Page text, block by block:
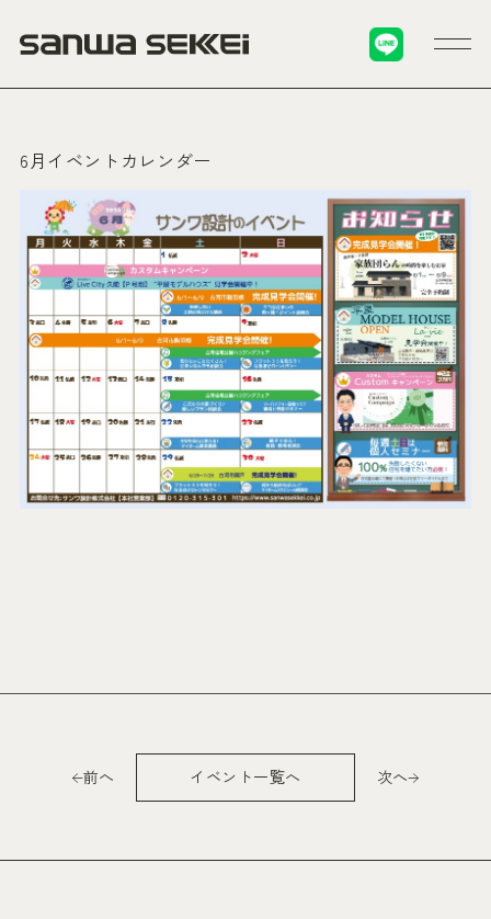
6月イベントカレンダー
前へ イベント一覧へ 次へ